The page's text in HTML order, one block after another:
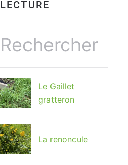
LECTURE
Le Gaillet
gratteron
La renoncule